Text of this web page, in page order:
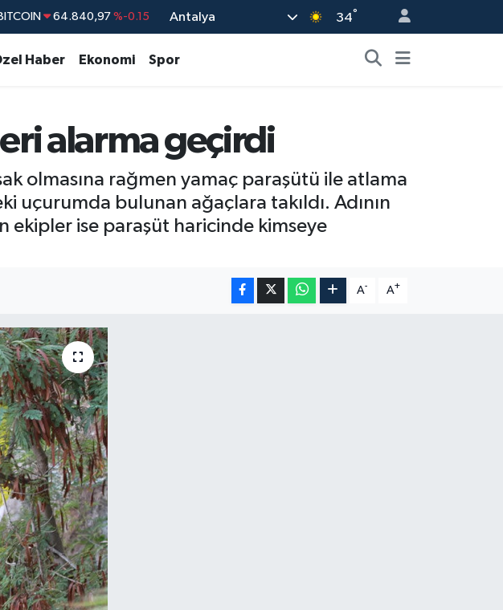
64.840,97 %-0.15
GRAM ALTIN 6660.55 %0
Antalya 34°
Haber Ekonomi Spor
alarma geçirdi
olmasına rağmen yamaç paraşütü ile atlama
uçurumda bulunan ağaçlara takıldı. Adının
ise paraşüt haricinde kimseye
A- A+